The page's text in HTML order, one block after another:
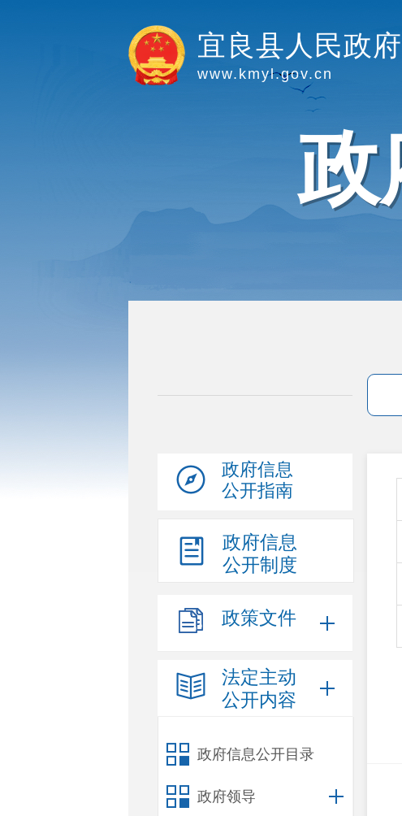
宜良县人民政府
www.kmyl.gov.cn
政
政府信息
公开指南
政府信息
公开制度
政策文件
法定主动
公开内容
政府信息公开目录
政府领导